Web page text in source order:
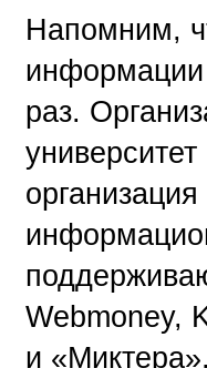
Напомним,
информации
раз.
и